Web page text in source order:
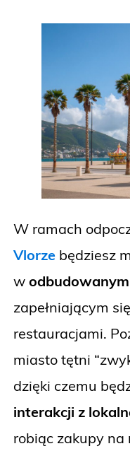
W ramach
Vlorze będziesz
w
zapełniającym
restauracjami.
miasto tętni
dzięki czemu
interakcji z
robiąc zakupy na